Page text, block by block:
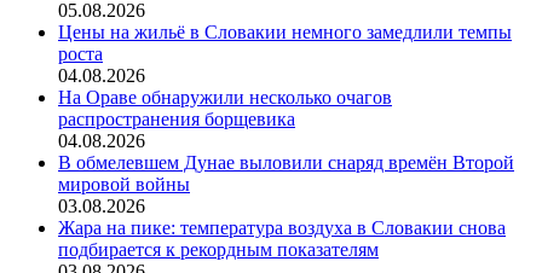
05.08.2026
Цены на жильё в Словакии немного замедлили темпы
роста
04.08.2026
На Ораве обнаружили несколько очагов
распространения борщевика
04.08.2026
В обмелевшем Дунае выловили снаряд времён Второй
мировой войны
03.08.2026
Жара на пике: температура воздуха в Словакии снова
подбирается к рекордным показателям